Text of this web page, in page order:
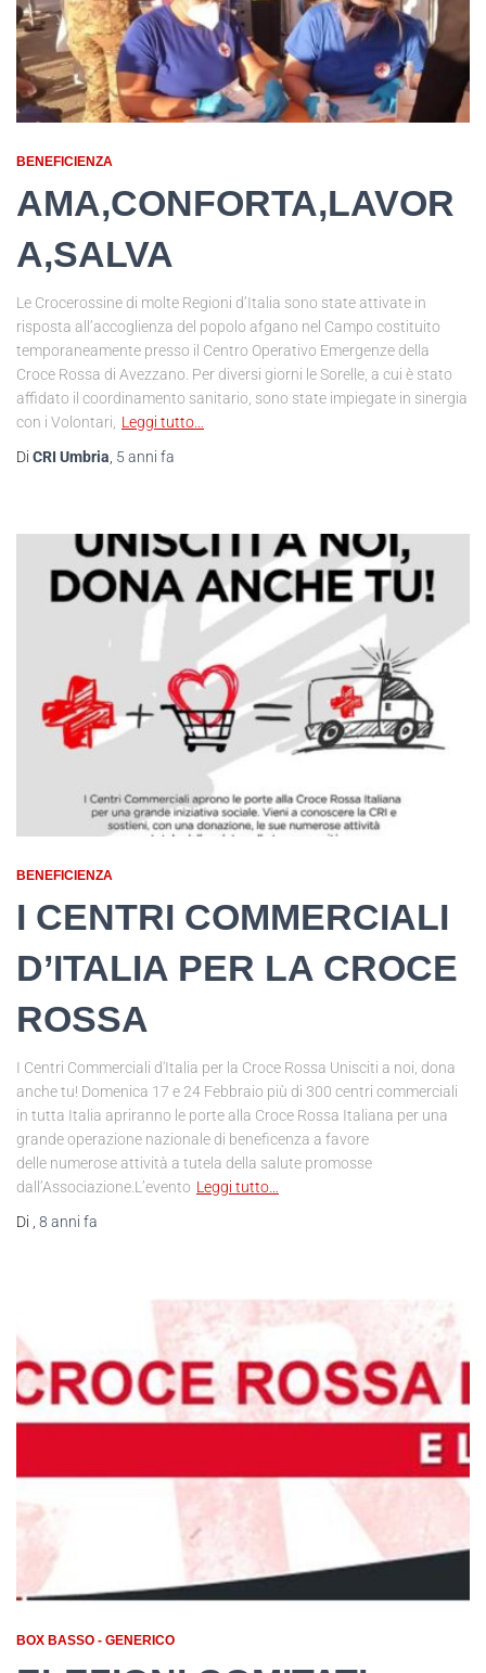
BENEFICIENZA
AMA,CONFORTA,LAVOR
A,SALVA
Le Crocerossine di molte Regioni d’Italia sono state attivate in
risposta all’accoglienza del popolo afgano nel Campo costituito
temporaneamente presso il Centro Operativo Emergenze della
Croce Rossa di Avezzano. Per diversi giorni le Sorelle, a cui è stato
affidato il coordinamento sanitario, sono state impiegate in sinergia
con i Volontari, Leggi tutto…
Di CRI Umbria, 5 anni fa
BENEFICIENZA
I CENTRI COMMERCIALI
D’ITALIA PER LA CROCE
ROSSA
I Centri Commerciali d'Italia per la Croce Rossa Unisciti a noi, dona
anche tu! Domenica 17 e 24 Febbraio più di 300 centri commerciali
in tutta Italia apriranno le porte alla Croce Rossa Italiana per una
grande operazione nazionale di beneficenza a favore
delle numerose attività a tutela della salute promosse
dall’Associazione.L’evento Leggi tutto…
Di
8 anni fa
BOX BASSO - GENERICO